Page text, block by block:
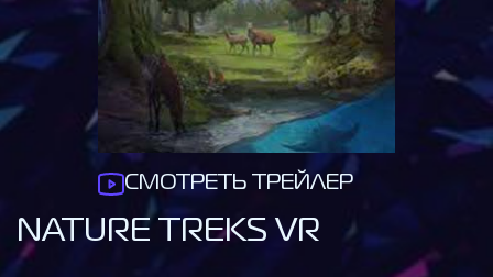
СМОТРЕТЬ ТРЕЙЛЕР
NATURE TREKS VR